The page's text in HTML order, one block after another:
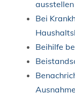
ausstellen
Bei
Beihilfe